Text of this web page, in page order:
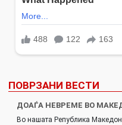
ПОВРЗАНИ ВЕСТИ
ДОАЃА НЕВРЕМЕ ВО
Во нашата Република